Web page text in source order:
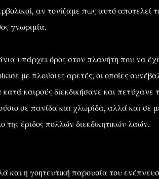
αν τονίζαμε πως αυτό αποτελεί
γνωριμία.
υπάρχει όρος στον πλανήτη που να
με πλούσιες αρετές, οι οποίες
κατά καιρούς διεκδικήσανε και πετύχανε
σε πανίδα και χλωρίδα, αλλά και σε
της έριδος πολλών διεκδικητικών λαών.
και η γοητευτική παρουσία του